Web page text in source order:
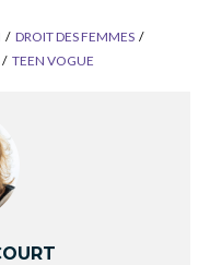
DROIT DES FEMMES
TEEN VOGUE